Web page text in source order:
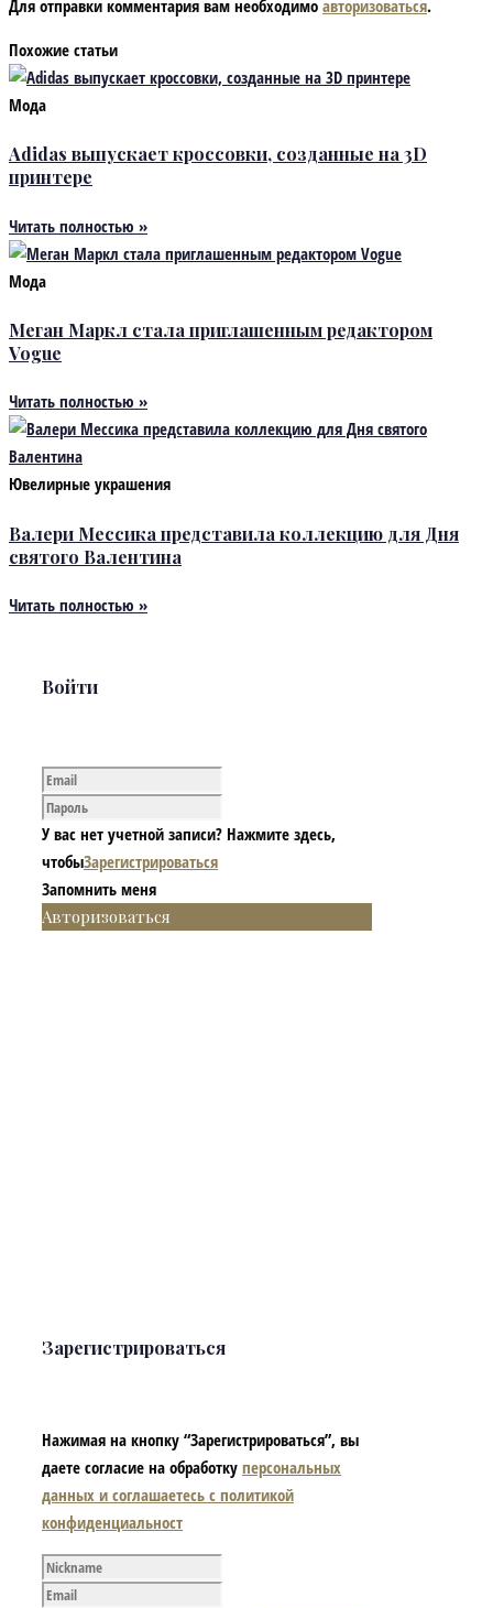
Для отправки комментария вам необходимо авторизоваться.
Похожие статьи
Мода
Adidas выпускает кроссовки, созданные на 3D
принтере
Читать полностью »
Мода
Меган Маркл стала приглашенным редактором
Vogue
Читать полностью »
Ювелирные украшения
Валери Мессика представила коллекцию для Дня
святого Валентина
Читать полностью »
Войти
У вас нет учетной записи? Нажмите здесь,
чтобыЗарегистрироваться
Запомнить меня
Авторизоваться
Зарегистрироваться
Нажимая на кнопку “Зарегистрироваться”, вы
даете согласие на обработку персональных
данных и соглашаетесь с политикой
конфиденциальност